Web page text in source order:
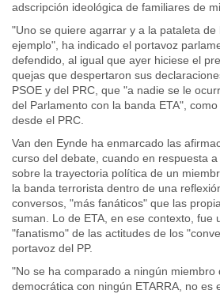
adscripción ideológica de familiares de
"Uno se quiere agarrar y a la pataleta
ejemplo", ha indicado el portavoz
defendido, al igual que ayer hiciese el
quejas que despertaron sus
PSOE y del PRC, que "a nadie se le
del Parlamento con la banda ETA",
desde el PRC.
Van den Eynde ha enmarcado las
curso del debate, cuando en respuesta
sobre la trayectoria política de un
la banda terrorista dentro de una
conversos, "más fanáticos" que las
suman. Lo de ETA, en ese contexto, fue
"fanatismo" de las actitudes de los
portavoz del PP.
"No se ha comparado a ningún miembro
democrática con ningún ETARRA, no es